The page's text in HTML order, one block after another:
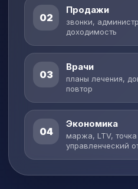
02
Продажи
звонки,
доходимость
03
Врачи
планы лечения,
повтор
04
Экономика
маржа, LTV,
управленческий